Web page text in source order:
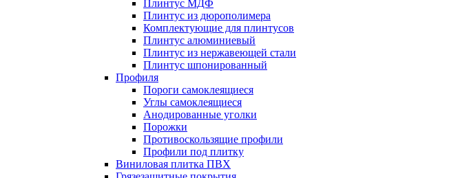
Плинтус МДФ
Плинтус из дюрополимера
Комплектующие для плинтусов
Плинтус алюминиевый
Плинтус из нержавеющей стали
Плинтус шпонированный
Профиля
Пороги самоклеящиеся
Углы самоклеящиеся
Анодированные уголки
Порожки
Противоскользящие профили
Профили под плитку
Виниловая плитка ПВХ